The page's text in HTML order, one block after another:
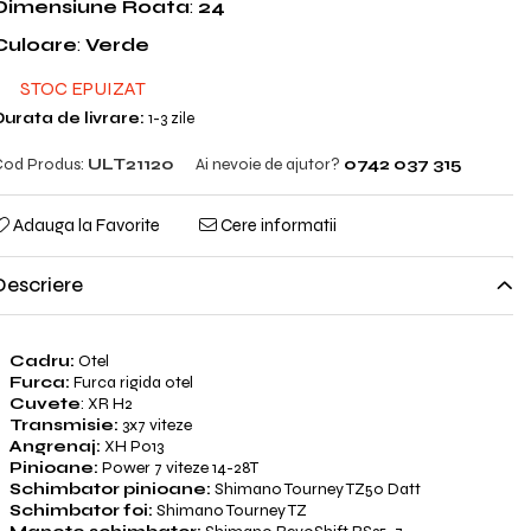
Roata: 24
: Verde
STOC EPUIZAT
de livrare: 1-3 zile
Produs: ULT21120 Ai nevoie de ajutor? 0742 037 315
Adauga la Favorite Cere informatii
Cadru: Otel
Furca: Furca rigida otel
Cuvete: XR H2
Transmisie: 3x7 viteze
Angrenaj: XH P013
Pinioane: Power 7 viteze 14-28T
Schimbator pinioane: Shimano Tourney TZ50 Datt
Schimbator foi: Shimano Tourney TZ